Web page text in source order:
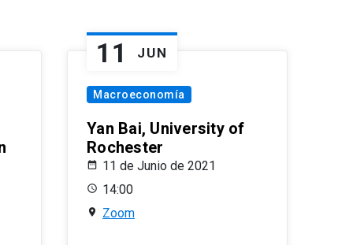
11 JUN
Macroeconomía
Yan Bai, University of
Rochester
11 de Junio de 2021
14:00
Zoom